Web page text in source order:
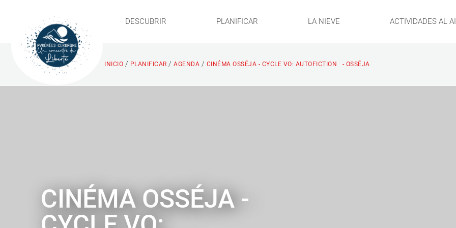
DESCUBRIR PLANIFICAR LA NIEVE ACTIVIDADES AL
INICIO / PLANIFICAR / AGENDA / CINÉMA OSSÉJA - CYCLE VO: AUTOFICTION - OSSÉJA
CINÉMA OSSÉJA -